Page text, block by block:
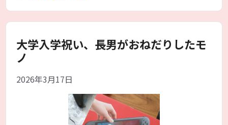
リ
大学入学祝い、長男がおねだりしたモ
ノ
2026年3月17日